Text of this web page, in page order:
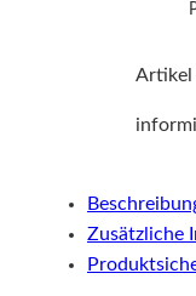
Artikel
Zusätzliche